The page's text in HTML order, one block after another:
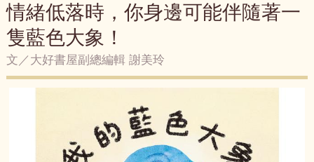
情緒低落時，你身邊可能伴隨著一
隻藍色大象！
文／大好書屋副總編輯 謝美玲